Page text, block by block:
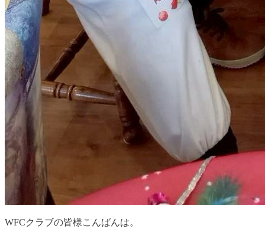
WFCクラブの皆様こんばんは。